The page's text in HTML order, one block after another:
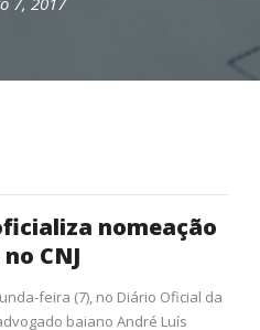
nomeação
CNJ
feira (7), no Diário Oficial da
baiano André Luís